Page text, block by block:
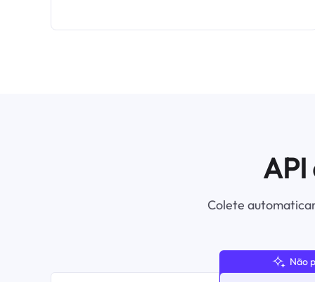
Colete
Não